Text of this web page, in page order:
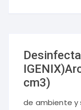
cm3)
de ambiente y